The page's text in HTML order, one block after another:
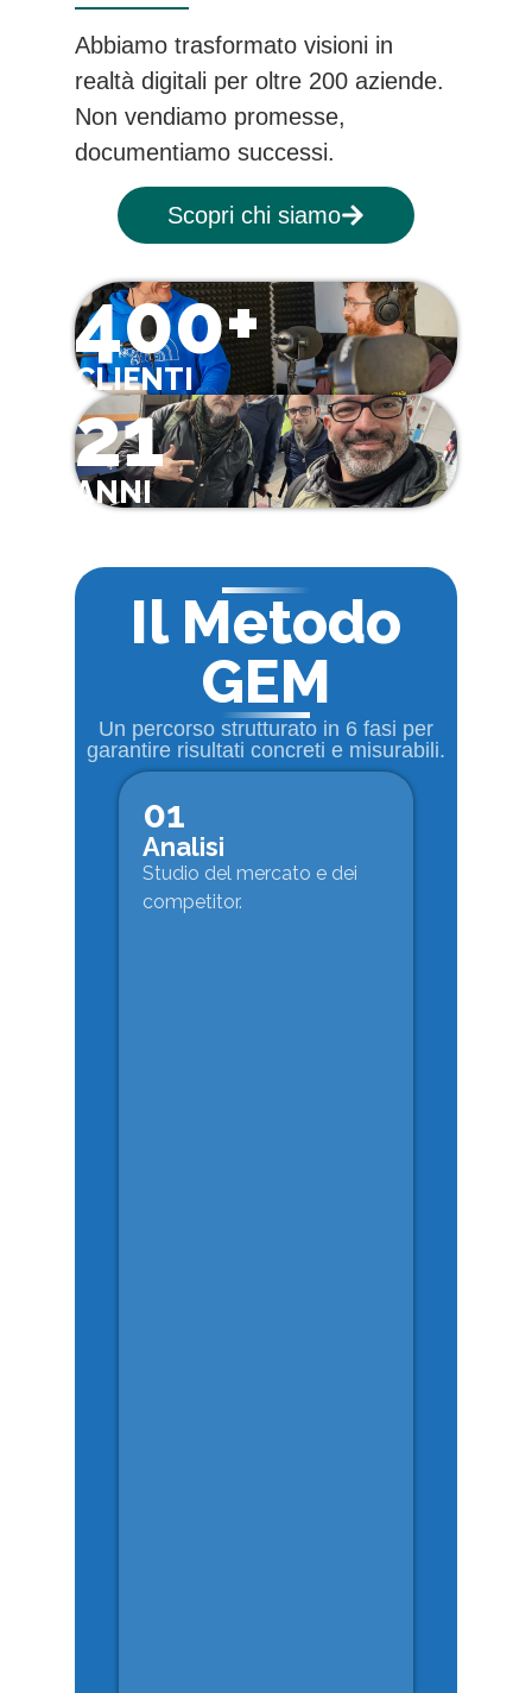
Abbiamo trasformato visioni in
realtà digitali per oltre 200 aziende.
Non vendiamo promesse,
documentiamo successi.
Scopri chi siamo
400+
CLIENTI
21
ANNI
Il Metodo
GEM
Un percorso strutturato in 6 fasi per
garantire risultati concreti e misurabili.
01
Analisi
Studio del mercato e dei
competitor.